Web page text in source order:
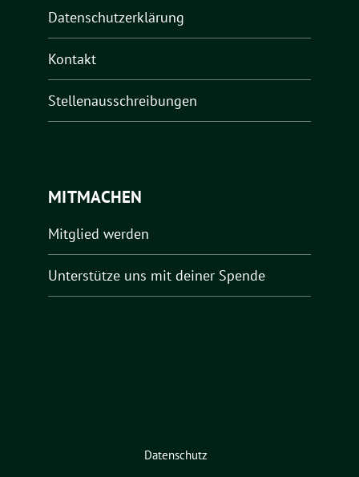
Datenschutzerklärung
Kontakt
Stellenausschreibungen
MITMACHEN
Mitglied werden
Unterstütze uns mit deiner Spende
Datenschutz